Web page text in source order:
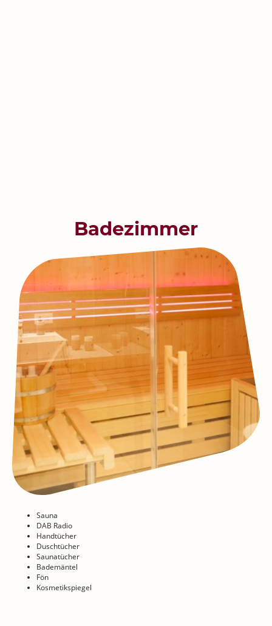
Badezimmer
Sauna
DAB Radio
Handtücher
Duschtücher
Saunatücher
Bademäntel
Fön
Kosmetikspiegel